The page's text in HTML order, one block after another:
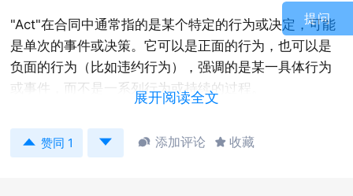
提问
"Act"在合同中通常指的是某个特定的行为或决定，可能
是单次的事件或决策。它可以是正面的行为，也可以是
负面的行为（比如违约行为），强调的是某一具体行为
或事件，而不是一系列行为或持续的过程。
如
The act of disclosure must be completed within 30
展开阅读全文
 赞同 1   添加评论  收藏